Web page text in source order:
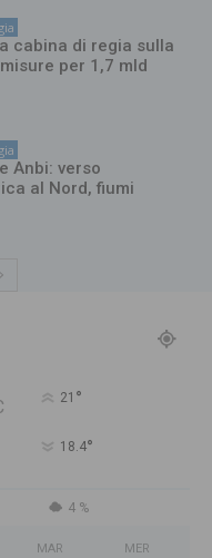
cabina di regia sulla
per 1,7 mld
Anbi: verso
al Nord, fiumi
21 °
18.4°
4 %
MAR MER